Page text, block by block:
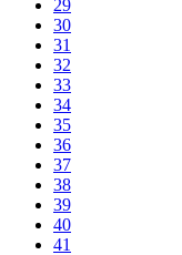
29
30
31
32
33
34
35
36
37
38
39
40
41